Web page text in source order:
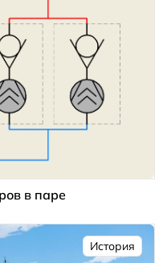
в паре
История